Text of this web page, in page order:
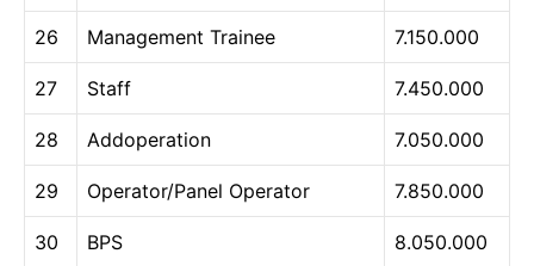
26 Management Trainee 7.150.000
27 Staff 7.450.000
28 Addoperation 7.050.000
29 Operator/Panel Operator 7.850.000
30 BPS 8.050.000